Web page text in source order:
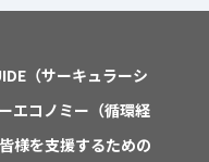
（サーキュラーシ
エコノミー（循環経
様を支援するための